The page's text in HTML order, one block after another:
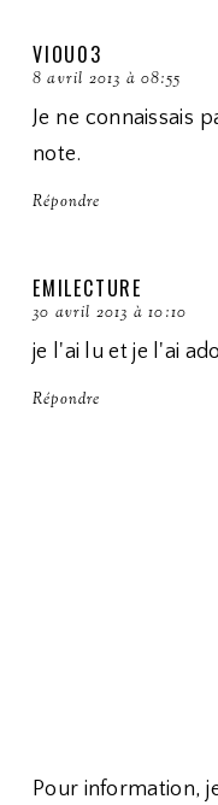
VIOU03
8 avril 2013 à 08:55
Je ne connaissais
note.
Répondre
EMILECTURE
30 avril 2013 à 10:10
je l'ai lu et je l'ai
Répondre
Pour information,